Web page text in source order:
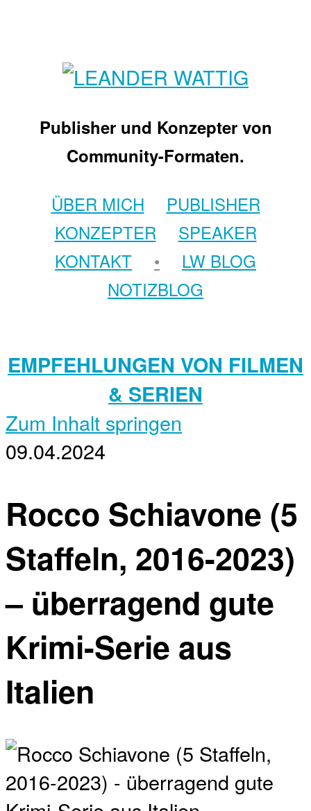
Publisher und Konzepter von
Community-Formaten.
ÜBER MICH
PUBLISHER
KONZEPTER
SPEAKER
KONTAKT
•
LW BLOG
NOTIZBLOG
EMPFEHLUNGEN VON FILMEN
& SERIEN
Zum Inhalt springen
09.04.2024
Rocco Schiavone (5
Staffeln, 2016-2023)
– überragend gute
Krimi-Serie aus
Italien